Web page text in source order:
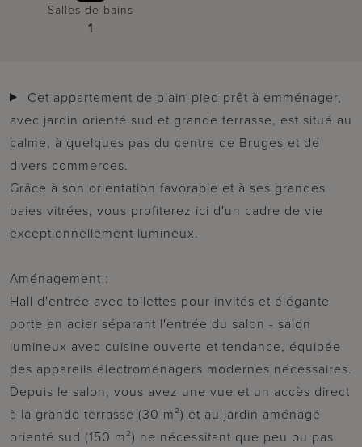
Salles de bains
1
avec jardin orienté sud et grande terrasse, est situé au
calme, à quelques pas du centre de Bruges et de
divers commerces.
Grâce à son orientation favorable et à ses grandes
baies vitrées, vous profiterez ici d'un cadre de vie
exceptionnellement lumineux.
Aménagement :
Hall d'entrée avec toilettes pour invités et élégante
porte en acier séparant l'entrée du salon - salon
lumineux avec cuisine ouverte et tendance, équipée
des appareils électroménagers modernes nécessaires.
Depuis le salon, vous avez une vue et un accès direct
à la grande terrasse (30 m²) et au jardin aménagé
orienté sud (150 m²) ne nécessitant que peu ou pas